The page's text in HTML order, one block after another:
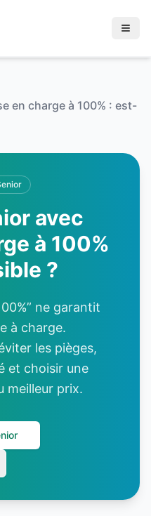
en charge à 100% : est-
avec
à 100%
?
ne garantit
à charge.
les pièges,
et choisir une
meilleur prix.